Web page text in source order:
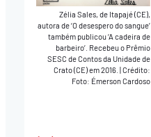
Zélia Sales, de Itapajé (CE),
autora de ‘O desespero do sangue’
também publicou ‘A cadeira de
barbeiro’. Recebeu o Prêmio
SESC de Contos da Unidade de
Crato (CE) em 2016.
Crédito:
Foto: Émerson Cardoso